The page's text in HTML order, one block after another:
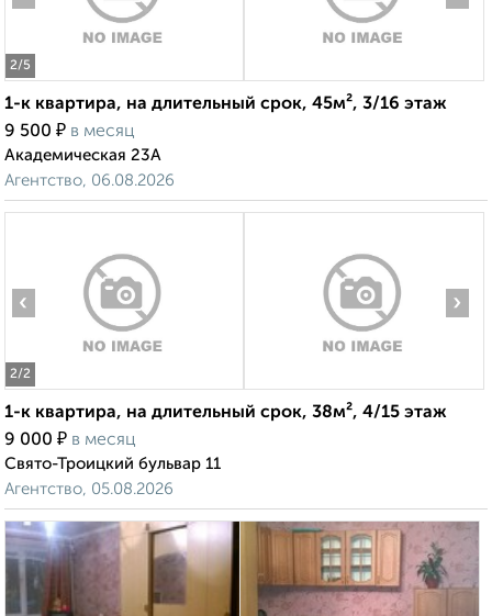
2/5
1-к квартира, на длительный срок, 45м², 3/16 этаж
9 500 ₽ в месяц
Академическая 23А
Агентство, 06.08.2026
2/2
‹ ›
1-к квартира, на длительный срок, 38м², 4/15 этаж
9 000 ₽ в месяц
Свято-Троицкий бульвар 11
Агентство, 05.08.2026